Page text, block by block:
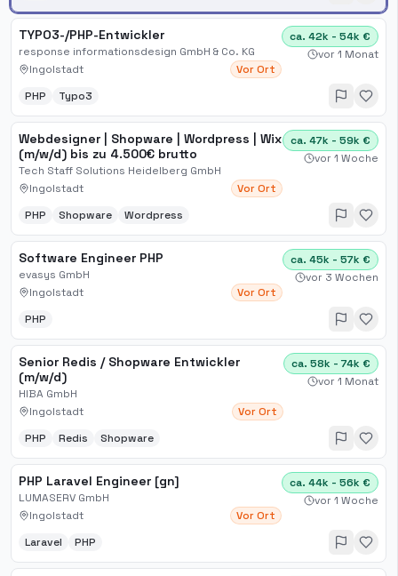
TYPO3-/PHP-Entwickler
response informationsdesign GmbH & Co. KG
Ingolstadt
Vor Ort
ca. 42k - 54k €
vor 1 Monat
PHP Typo3
Webdesigner | Shopware | Wordpress | Wix
(m/w/d) bis zu 4.500€ brutto
Tech Staff Solutions Heidelberg GmbH
Ingolstadt
Vor Ort
ca. 47k - 59k €
vor 1 Woche
PHP Shopware Wordpress
Software Engineer PHP
evasys GmbH
Ingolstadt
Vor Ort
ca. 45k - 57k €
vor 3 Wochen
PHP
Senior Redis / Shopware Entwickler
(m/w/d)
HIBA GmbH
Ingolstadt
Vor Ort
ca. 58k - 74k €
vor 1 Monat
PHP Redis Shopware
PHP Laravel Engineer [gn]
LUMASERV GmbH
Ingolstadt
Vor Ort
ca. 44k - 56k €
vor 1 Woche
Laravel PHP